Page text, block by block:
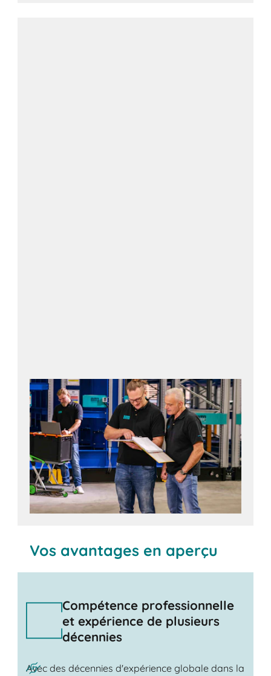
Vos avantages en aperçu
Compétence professionnelle
et expérience de plusieurs
décennies
Avec des décennies d'expérience globale dans la